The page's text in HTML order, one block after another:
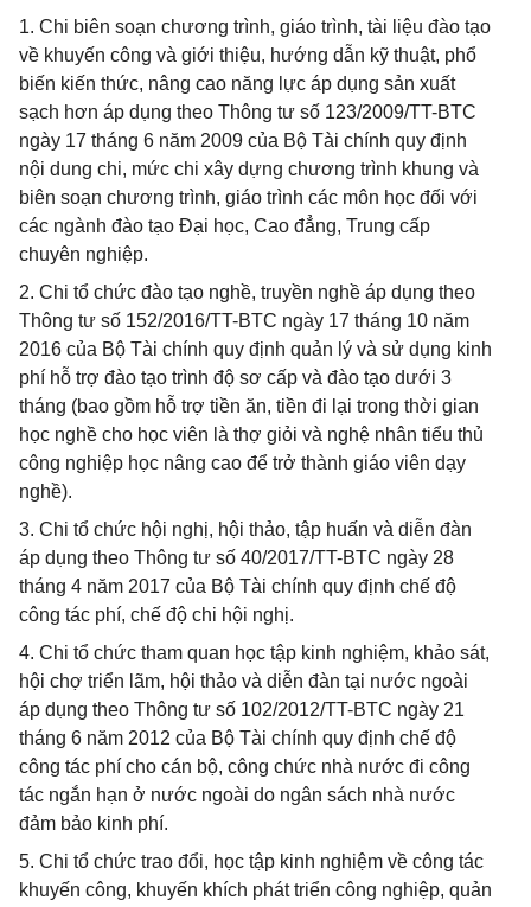
1. Chi biên soạn chương trình, giáo trình, tài liệu đào tạo
về khuyến công và giới thiệu, hướng dẫn kỹ thuật, phổ
biến kiến thức, nâng cao năng lực áp dụng sản xuất
sạch hơn áp dụng theo Thông tư số 123/2009/TT-BTC
ngày 17 tháng 6 năm 2009 của Bộ Tài chính quy định
nội dung chi, mức chi xây dựng chương trình khung và
biên soạn chương trình, giáo trình các môn học đối với
các ngành đào tạo Đại học, Cao đẳng, Trung cấp
chuyên nghiệp.
2. Chi tổ chức đào tạo nghề, truyền nghề áp dụng theo
Thông tư số 152/2016/TT-BTC ngày 17 tháng 10 năm
2016 của Bộ Tài chính quy định quản lý và sử dụng kinh
phí hỗ trợ đào tạo trình độ sơ cấp và đào tạo dưới 3
tháng (bao gồm hỗ trợ tiền ăn, tiền đi lại trong thời gian
học nghề cho học viên là thợ giỏi và nghệ nhân tiểu thủ
công nghiệp học nâng cao để trở thành giáo viên dạy
nghề).
3. Chi tổ chức hội nghị, hội thảo, tập huấn và diễn đàn
áp dụng theo Thông tư số 40/2017/TT-BTC ngày 28
tháng 4 năm 2017 của Bộ Tài chính quy định chế độ
công tác phí, chế độ chi hội nghị.
4. Chi tổ chức tham quan học tập kinh nghiệm, khảo sát,
hội chợ triển lãm, hội thảo và diễn đàn tại nước ngoài
áp dụng theo Thông tư số 102/2012/TT-BTC ngày 21
tháng 6 năm 2012 của Bộ Tài chính quy định chế độ
công tác phí cho cán bộ, công chức nhà nước đi công
tác ngắn hạn ở nước ngoài do ngân sách nhà nước
đảm bảo kinh phí.
5. Chi tổ chức trao đổi, học tập kinh nghiệm về công tác
khuyến công, khuyến khích phát triển công nghiệp, quản